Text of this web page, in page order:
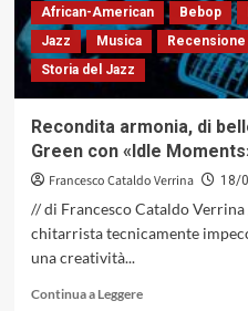
Revisited»,
1964
(Prestige)
African-American Bebop
Jazz
Musica Recensione
Storia del Jazz
Recondita armonia, di
Green con «Idle
Francesco Cataldo Verrina 18/
// di Francesco Cataldo
chitarrista tecnicamente
una creatività...
Continua a LeggereLeggi